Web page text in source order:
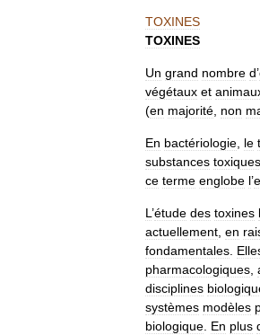
TOXINES
TOXINES
Un grand nombre d’
végétaux et
(en majorité non
En bactériologie le
substances toxiques
ce terme englobe l’
L ’étude des toxines
actuellement en
fondamentales
pharmacologiques
disciplines
systèmes modèles
biologique En plus